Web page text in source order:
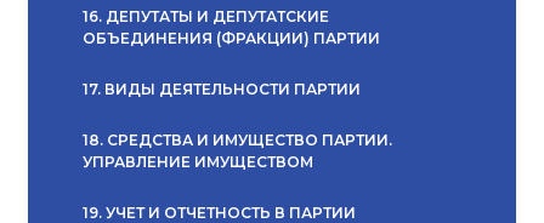
16. ДЕПУТАТЫ И ДЕПУТАТСКИЕ
ОБЪЕДИНЕНИЯ (ФРАКЦИИ) ПАРТИИ
17. ВИДЫ ДЕЯТЕЛЬНОСТИ ПАРТИИ
18. СРЕДСТВА И ИМУЩЕСТВО ПАРТИИ.
УПРАВЛЕНИЕ ИМУЩЕСТВОМ
19. УЧЕТ И ОТЧЕТНОСТЬ В ПАРТИИ